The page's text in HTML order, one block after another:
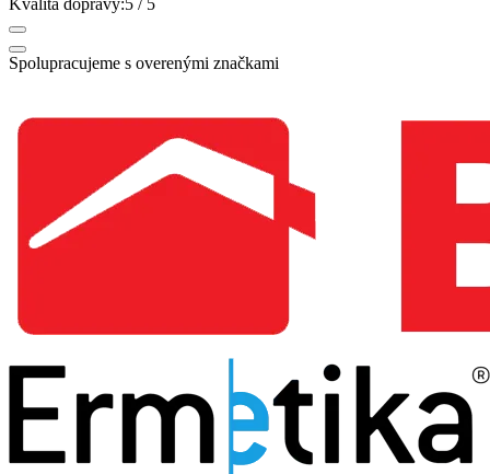
Spolupracujeme s overenými značkami